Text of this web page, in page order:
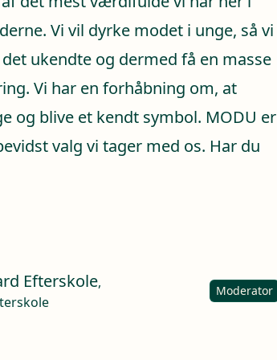
Vi vil dyrke modet i unge, så vi
ukendte og dermed få en masse
Vi har en forhåbning om, at
og blive et kendt symbol. MODU er
valg vi tager med os. Har du
Efterskole,
Moderator